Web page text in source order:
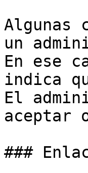
Algunas
un
En ese
indica
El
aceptar
###